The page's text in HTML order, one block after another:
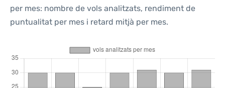
per mes: nombre de vols analitzats, rendiment de
puntualitat per mes i retard mitjà per mes.